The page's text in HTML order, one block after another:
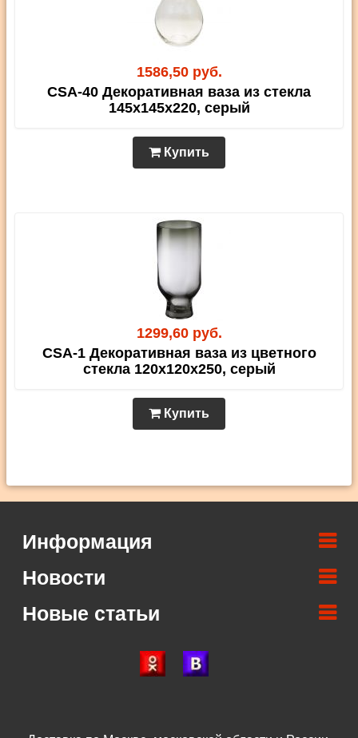
1586,50 руб.
CSA-40 Декоративная ваза из стекла
145х145х220, серый
Купить
1299,60 руб.
CSA-1 Декоративная ваза из цветного
стекла 120х120х250, серый
Купить
Информация
Новости
Новые статьи